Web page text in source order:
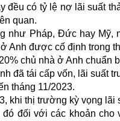
đều có tỷ lệ nợ lãi suất
quan.
như Pháp, Đức hay Mỹ,
Anh được cố định trong
chủ nhà ở Anh chuẩn
đã tái cấp vốn, lãi suất
tháng 11/2023.
khi thị trường kỳ vọng lãi
đó đối với các khoản